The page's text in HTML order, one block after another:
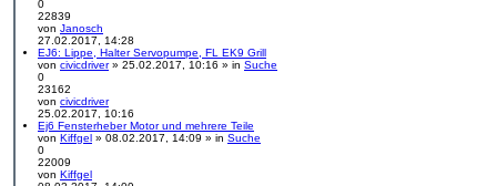
r
a
g
e
r
B
r
a
g
0
22839
von Janosch
N
e
u
e
r
B
27.02.2017, 14:28
EJ6: Lippe, Halter Servopumpe, FL EK9 Grill
von civicdriver» 25.02.2017, 10:16 » in Suche
0
23162
von civicdriver
N
e
u
25.02.2017, 10:16
Ej6 Fensterheber Motor und mehrere Teile
von Kiffgel » 08.02.2017, 14:09 » in Suche
0
22009
von Kiffgel